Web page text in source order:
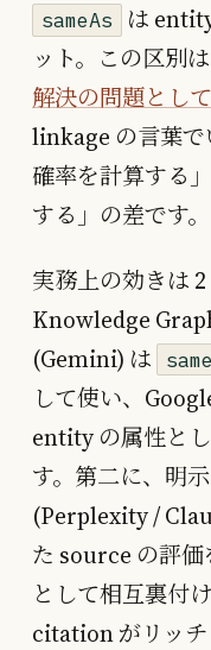
sameAs
は
ット。この区別は
解決の問題とし
linkage の言葉で
確率を計算する
する」の差です。
実務上の効きは 2
Knowledge
(Gemini) は
して使い、
entity の属性と
す。第二に、明
(Perplexity /
た source の評価
として相互裏付
citation がリッチ